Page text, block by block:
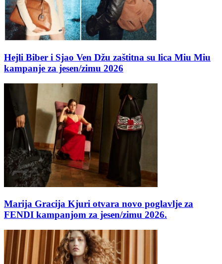
Hejli Biber i Sjao Ven Džu zaštitna su lica Miu Miu
kampanje za jesen/zimu 2026
Marija Gracija Kjuri otvara novo poglavlje za
FENDI kampanjom za jesen/zimu 2026.